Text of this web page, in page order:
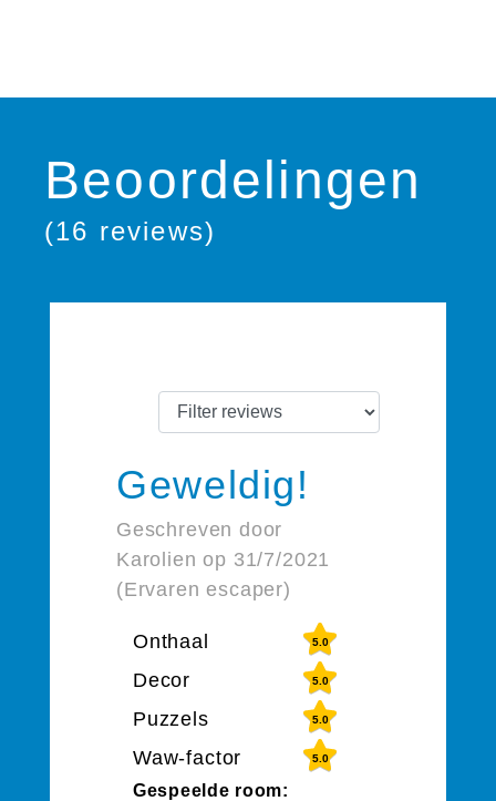
Beoordelingen
(16 reviews)
Geweldig!
Geschreven door
Karolien op 31/7/2021
(Ervaren escaper)
Onthaal 5.0
Decor 5.0
Puzzels 5.0
Waw-factor 5.0
Gespeelde room: